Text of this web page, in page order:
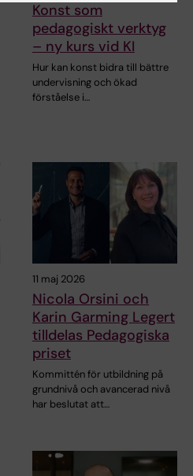
Konst som
pedagogiskt verktyg
– ny kurs vid KI
Hur kan konst bidra till bättre
undervisning och ökad
förståelse i…
11 maj 2026
Nicola Orsini och
Karin Garming Legert
tilldelas Pedagogiska
priset
Kommittén för utbildning på
grundnivå och avancerad nivå
har beslutat att…